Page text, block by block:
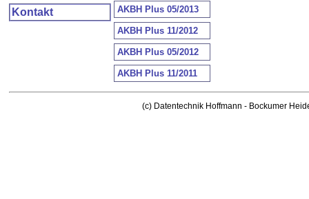
Kontakt AKBH Plus 05/2013
AKBH Plus 11/2012
AKBH Plus 05/2012
AKBH Plus 11/2011
(c) Datentechnik Hoffmann - Bockumer